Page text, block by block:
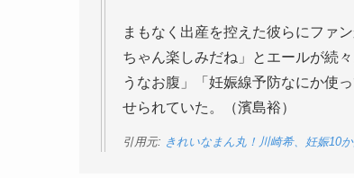
まもなく出産を控えた彼らにファ
ちゃん楽しみだね」とエールが続
うなお腹」「妊娠線予防なにか使
せられていた。（濱島裕）
引用元: きれいなまん丸！川崎希、妊娠10